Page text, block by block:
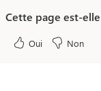
Cette page est-
Oui Non